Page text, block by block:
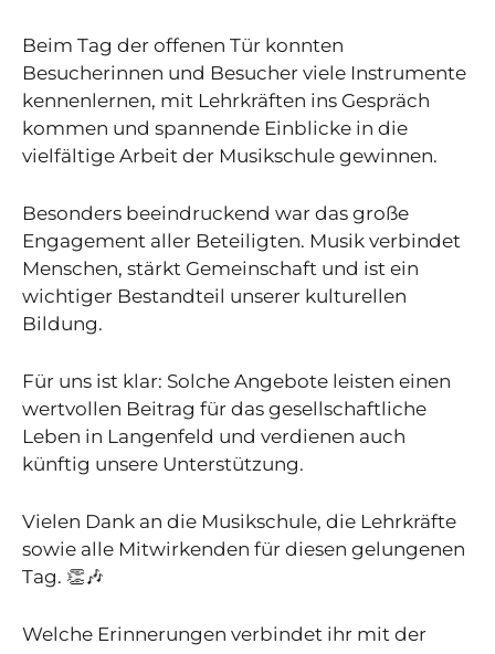
Beim Tag der offenen Tür konnten
Besucherinnen und Besucher viele Instrumente
kennenlernen, mit Lehrkräften ins Gespräch
kommen und spannende Einblicke in die
vielfältige Arbeit der Musikschule gewinnen.
Besonders beeindruckend war das große
Engagement aller Beteiligten. Musik verbindet
Menschen, stärkt Gemeinschaft und ist ein
wichtiger Bestandteil unserer kulturellen
Bildung.
Für uns ist klar: Solche Angebote leisten einen
wertvollen Beitrag für das gesellschaftliche
Leben in Langenfeld und verdienen auch
künftig unsere Unterstützung.
Vielen Dank an die Musikschule, die Lehrkräfte
sowie alle Mitwirkenden für diesen gelungenen
Tag. 👏🎶
Welche Erinnerungen verbindet ihr mit der